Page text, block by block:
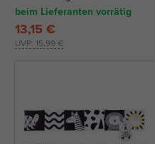
Beißring
beim Lieferanten vorrätig
UVP: 15,99 €
13,15 €